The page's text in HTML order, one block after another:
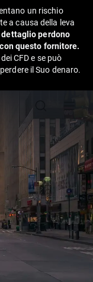
un rischio
a causa della leva
perdono
questo fornitore.
CFD e se può
il Suo denaro.